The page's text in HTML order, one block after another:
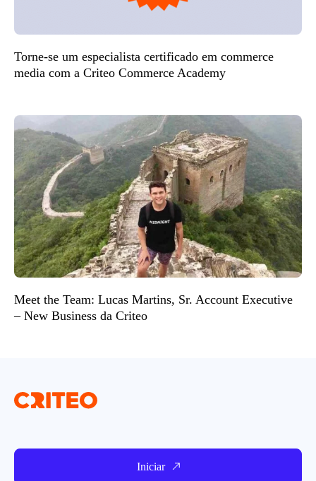
Torne-se um especialista certificado em commerce
media com a Criteo Commerce Academy
Meet the Team: Lucas Martins, Sr. Account Executive
– New Business da Criteo
Iniciar